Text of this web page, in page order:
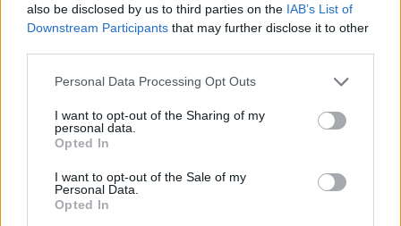
also be disclosed by us to third parties on the IAB’s List of
Downstream Participants that may further disclose it to other
Personal Data Processing Opt Outs
I want to opt-out of the Sharing of my
personal data.
Opted In
I want to opt-out of the Sale of my
Personal Data.
Opted In
Ελληνική Αναπτυξιακή Τράπεζα:
Με «προίκα» 2 δισ. ευρώ
Υπ. Μεταφορών: Οριστική λύση
στο ζήτημα των πινακίδων
Η Chery επενδύει 75 εκατ. δολάρια στην KG Mobility
Το FIAT 500 Hybrid τώρα από